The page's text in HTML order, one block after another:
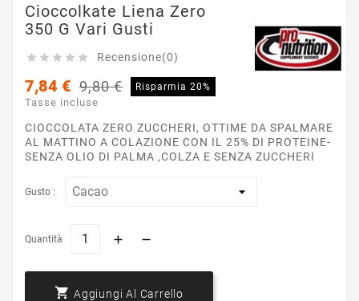
Cioccolkate Liena Zero
350 G Vari Gusti
     Recensione(0)
7,84 € 9,80 € Risparmia 20%
Tasse incluse
CIOCCOLATA ZERO ZUCCHERI, OTTIME DA SPALMARE
AL MATTINO A COLAZIONE CON IL 25% DI PROTEINE-
SENZA OLIO DI PALMA ,COLZA E SENZA ZUCCHERI
Gusto :
Quantità
 Aggiungi Al Carrello